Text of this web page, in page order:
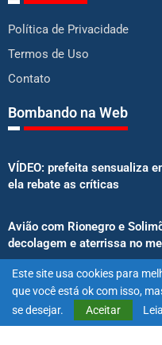
Política de Privacidade
Termos de Uso
Contato
Bombando na Web
VÍDEO: prefeita sensualiza
ela rebate as críticas
Avião com Rionegro e
decolagem e aterrissa no
Senado aprova proibição de
anúncios de bets
Este site usa cookies para
que você está ok com isso,
se desejar.
Aceitar